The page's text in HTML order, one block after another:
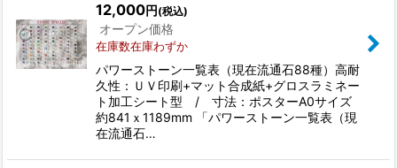
絞り込む
12,000円 (税込)
オープン価格
在庫数在庫わずか
パワーストーン一覧表（現在流通石88種）高耐
久性：ＵＶ印刷+マット合成紙+グロスラミネー
ト加工シート型 / 寸法：ポスターA0サイズ
約841ｘ1189mm 「パワーストーン一覧表（現
在流通石…